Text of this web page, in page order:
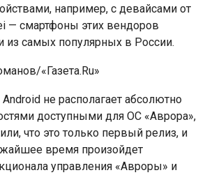
например, с девайсами от
— смартфоны этих вендоров
из самых популярных в России.
«Газета.Ru»
не располагает абсолютно
доступными для ОС «Аврора»,
что это только первый релиз, и
время произойдет
управления «Авроры» и